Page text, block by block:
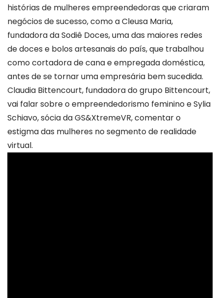
histórias de mulheres empreendedoras que criaram
negócios de sucesso, como a Cleusa Maria,
fundadora da Sodiê Doces, uma das maiores redes
de doces e bolos artesanais do país, que trabalhou
como cortadora de cana e empregada doméstica,
antes de se tornar uma empresária bem sucedida.
Claudia Bittencourt, fundadora do grupo Bittencourt,
vai falar sobre o empreendedorismo feminino e Sylia
Schiavo, sócia da GS&XtremeVR, comentar o
estigma das mulheres no segmento de realidade
virtual.